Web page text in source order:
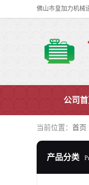
公司
当前位置： 首页
产品分类